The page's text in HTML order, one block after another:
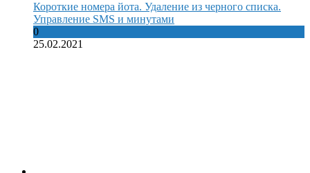
Короткие номера йота. Удаление из черного списка.
Управление SMS и минутами
0
25.02.2021